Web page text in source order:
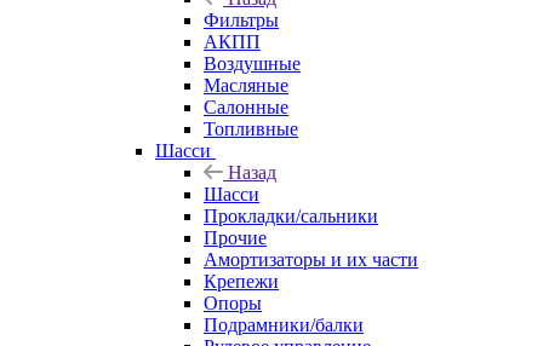
Фильтры
АКПП
Воздушные
Масляные
Салонные
Топливные
Шасси
Назад
Шасси
Прокладки/сальники
Прочие
Амортизаторы и их части
Крепежи
Опоры
Подрамники/балки